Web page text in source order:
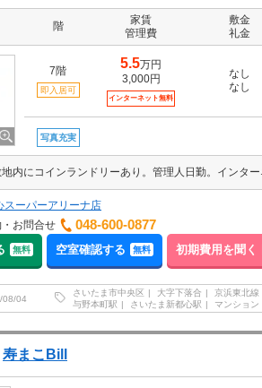
階
家賃
管理費
敷金
礼金
7階
即入居可
5.5万円
3,000円
インターネット無料
なし
なし
写真充実
スーパーアリーナ店
お問合せ
048-600-0877
無料 空室確認する 無料 初期費用を聞く
08/04
さいたま市中央区 大字下落合 京浜東北線
与野本町駅
さいたま新都心駅 マンション
寿まこBill